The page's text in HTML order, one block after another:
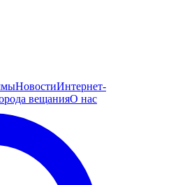
НовостиИнтернет-
вещанияО нас